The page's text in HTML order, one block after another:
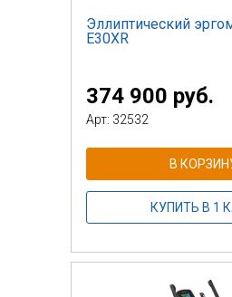
Эллиптический
E30XR
374 900 руб.
Арт: 32532
В
КУПИТЬ В 1